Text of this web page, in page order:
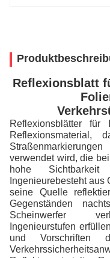
Reflexionsblatt
Reflexionsblätter
Reflexionsmaterial,
verwendet wird, die
hohe Sichtbarkeit
Ingenieurebesteht aus
seine Quelle
Gegenständen
Scheinwerfer
Ingenieurstufen
und Vorschriften